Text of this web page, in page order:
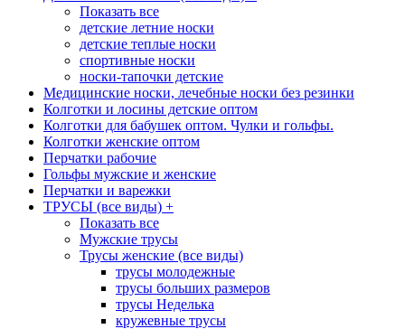
Показать все
детские летние носки
детские теплые носки
спортивные носки
носки-тапочки детские
Медицинские носки, лечебные носки без резинки
Колготки и лосины детские оптом
Колготки для бабушек оптом. Чулки и гольфы.
Колготки женские оптом
Перчатки рабочие
Гольфы мужские и женские
Перчатки и варежки
ТРУСЫ (все виды) +
Показать все
Мужские трусы
Трусы женские (все виды)
трусы молодежные
трусы больших размеров
трусы Неделька
кружевные трусы